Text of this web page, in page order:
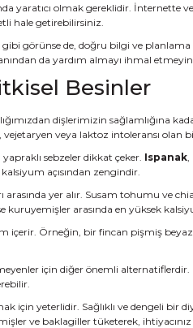
yaratıcı olmak gereklidir.
hale getirebilirsiniz.
görünse de, doğru bilgi ve
da yardım almayı ihmal etmeyin.
Besinler
dişlerimizin sağlamlığına
veya laktoz intoleransı olan
sebzeler dikkat çeker. Ispanak
açısından zengindir.
arasında yer alır. Susam tohumu ve
arasında en yüksek
Örneğin, bir fincan pişmiş
için diğer önemli
için yeterlidir. Sağlıklı ve dengeli
ve baklagiller tüketerek,